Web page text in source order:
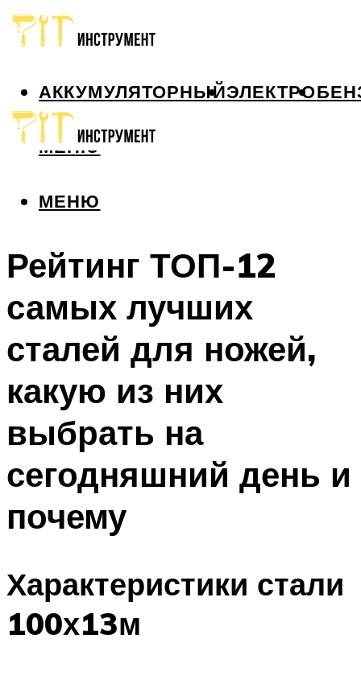
АККУМУЛЯТОРНЫЙЭЛЕКТРО
МЕНЮ
МЕНЮ
Рейтинг ТОП-12
самых лучших
сталей для ножей,
какую из них
выбрать на
сегодняшний день и
почему
Характеристики стали
100х13м